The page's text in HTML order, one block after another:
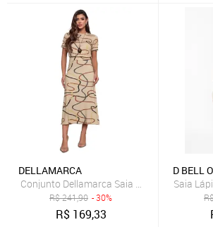
DELLAMARCA
Conjunto Dellamarca Saia e Blusa
R$241,90 - 30%
R$ 169,33
D BELL
Saia